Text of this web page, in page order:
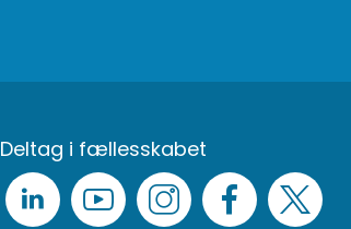
Deltag i fællesskabet